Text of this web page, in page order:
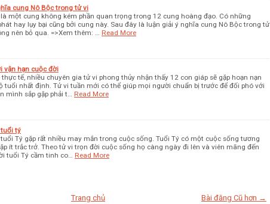
cung Nô Bộc trong tử vi
một cung không kém phần quan trọng trong 12 cung hoàng đạo. Có những
hay lụy bại cũng bởi cung này. Sau đây là luận giải ý nghĩa cung Nô Bộc trong tử
nên bỏ qua. =>Xem thêm: …
Read More
vận hạn cuộc đời
tế, nhiều chuyên gia tử vi phong thủy nhận thấy 12 con giáp sẽ gặp hoạn nạn
tuổi nhất định. Tử vi tuần mới có thể giúp mọi người chuẩn bị trước để đối phó với
mình sắp gặp phải t…
Read More
tý
Tý gặp rất nhiều may mắn trong cuộc sống. Tuổi Tý có một cuộc sống tương
ít trắc trở. Theo tử vi trọn đời cuộc sống họ càng ngày đi lên và viên mãng đến
tuổi Tý cầm tinh co…
Read More
Bài đăng Cũ hơn →
Trang chủ